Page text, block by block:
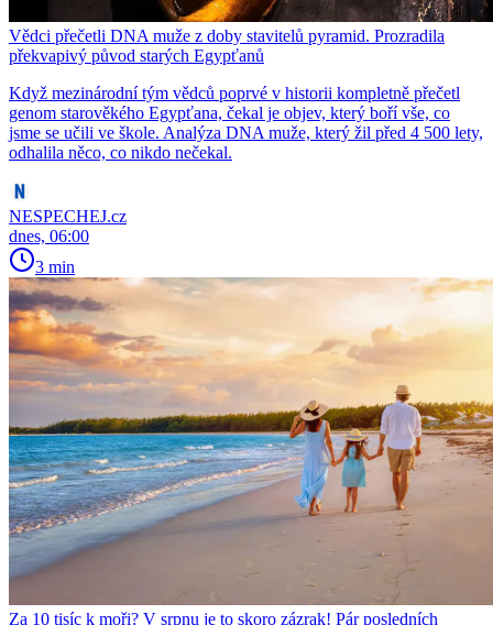
Vědci přečetli DNA muže z doby stavitelů pyramid. Prozradila
překvapivý původ starých Egypťanů
Když mezinárodní tým vědců poprvé v historii kompletně přečetl
genom starověkého Egypťana, čekal je objev, který boří vše, co
jsme se učili ve škole. Analýza DNA muže, který žil před 4 500 lety,
odhalila něco, co nikdo nečekal.
NESPECHEJ.cz
dnes, 06:00
3 min
Za 10 tisíc k moři? V srpnu je to skoro zázrak! Pár posledních